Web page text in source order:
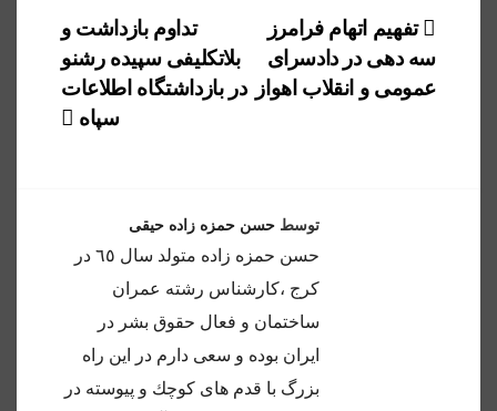
راهبری
نوشته
تداوم بازداشت و
بلاتکلیفی سپیده رشنو
در بازداشتگاه اطلاعات
سپاه
تفهیم اتهام فرامرز
سه‌ دهی در دادسرای
عمومی و انقلاب اهواز
توسط حسن حمزه زاده حیقی
حسن حمزه زاده متولد سال ٦٥ در
كرج ،كارشناس رشته عمران
ساختمان و فعال حقوق بشر در
ايران بوده و سعى دارم در اين راه
بزرگ با قدم هاى كوچك و پيوسته در